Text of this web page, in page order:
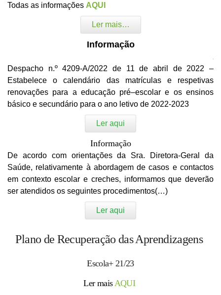
Todas as informações AQUI
Ler mais…
Informação
Despacho n.º 4209-A/2022 de 11 de abril de 2022 –
Estabelece o calendário das matrículas e respetivas
renovações para a educação pré–escolar e os ensinos
básico e secundário para o ano letivo de 2022-2023
Ler aqui
Informação
De acordo com orientações da Sra. Diretora-Geral da
Saúde, relativamente à abordagem de casos e contactos
em contexto escolar e creches, informamos que deverão
ser atendidos os seguintes procedimentos(…)
Ler aqui
Plano de Recuperação das Aprendizagens
Escola+ 21/23
Ler mais AQUI